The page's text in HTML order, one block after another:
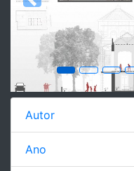
Previous
Autor
Ano